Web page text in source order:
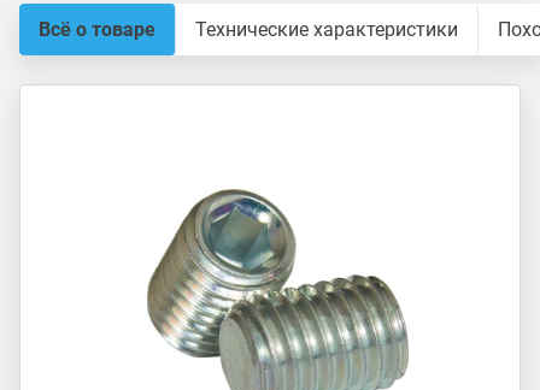
Всё о товаре Технические характеристики